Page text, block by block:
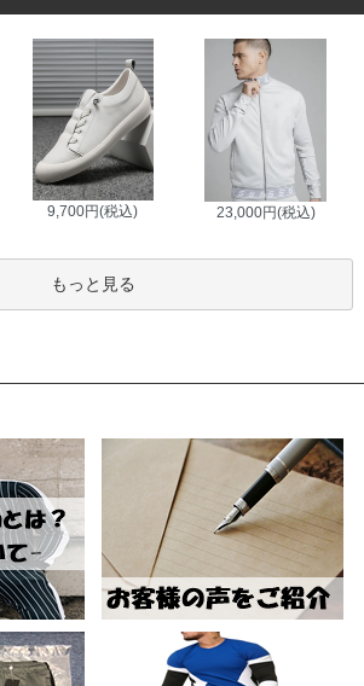
9,700円(税込) 23,000円(税込)
もっと見る